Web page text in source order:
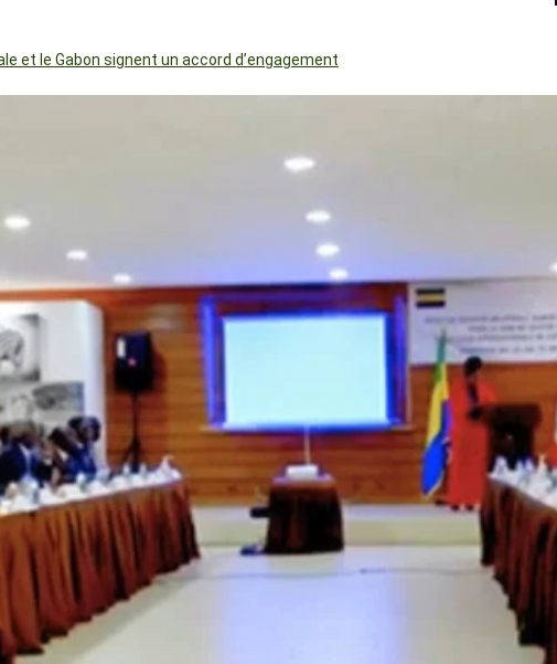
et le Gabon signent un accord d’engagement